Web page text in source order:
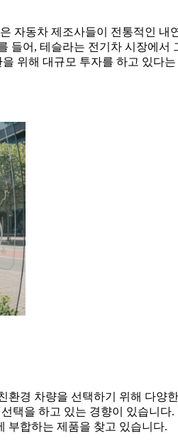
자동차 제조사들이 전통적인 내
들어, 테슬라는 전기차 시장에서
위해 대규모 투자를 하고 있다
경 차량을 선택하기 위해 다양
택을 하고 있는 경향이 있습니다.
부합하는 제품을 찾고 있습니다.